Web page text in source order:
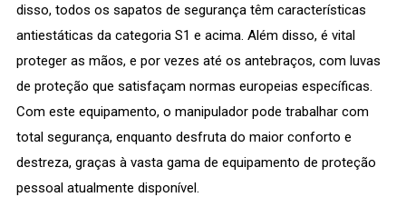
disso, todos os sapatos de segurança têm características
antiestáticas da categoria S1 e acima. Além disso, é vital
proteger as mãos, e por vezes até os antebraços, com luvas
de proteção que satisfaçam normas europeias específicas.
Com este equipamento, o manipulador pode trabalhar com
total segurança, enquanto desfruta do maior conforto e
destreza, graças à vasta gama de equipamento de proteção
pessoal atualmente disponível.